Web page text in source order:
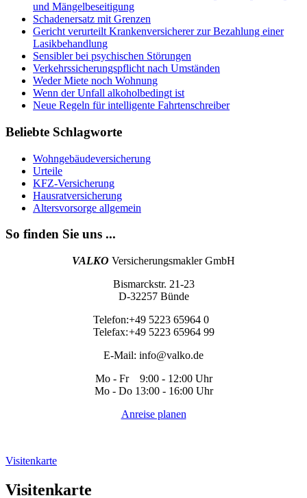
und Mängelbeseitigung
Schadenersatz mit Grenzen
Gericht verurteilt Krankenversicherer zur Bezahlung einer
Lasikbehandlung
Sensibler bei psychischen Störungen
Verkehrssicherungspflicht nach Umständen
Weder Miete noch Wohnung
Wenn der Unfall alkoholbedingt ist
Neue Regeln für intelligente Fahrtenschreiber
Beliebte Schlagworte
Wohngebäudeversicherung
Urteile
KFZ-Versicherung
Hausratversicherung
Altersvorsorge allgemein
So finden Sie uns ...
VALKO Versicherungsmakler GmbH
Bismarckstr. 21-23
D-32257 Bünde
Telefon:+49 5223 65964 0
Telefax:+49 5223 65964 99
E-Mail: info@valko.de
Mo - Fr 9:00 - 12:00 Uhr
Mo - Do 13:00 - 16:00 Uhr
Anreise planen
Visitenkarte
Visitenkarte